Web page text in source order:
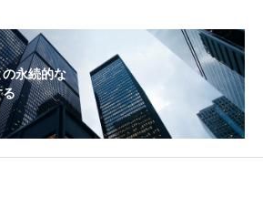
永続的な
る